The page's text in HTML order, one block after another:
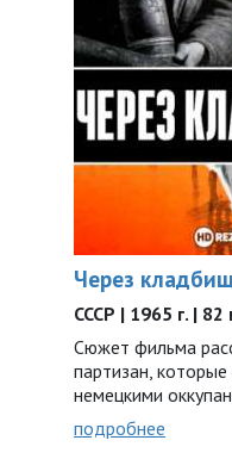
Через
СССР | 1965 г. |
Сюжет фильма
партизан,
немецкими
подробнее